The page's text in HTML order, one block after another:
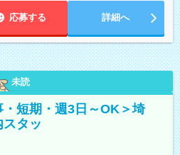
応募する 詳細へ
未読
・短期・週3日～OK＞埼
タッ